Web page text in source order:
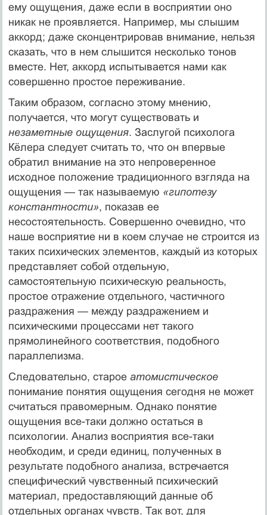
ему ощущения, даже если в восприятии оно
никак не проявляется. Например, мы слышим
аккорд; даже сконцентрировав внимание, нельзя
сказать, что в нем слышится несколько тонов
вместе. Нет, аккорд испытывается нами как
совершенно простое переживание.
Таким образом, согласно этому мнению,
получается, что могут существовать и
незаметные ощущения. Заслугой психолога
Кёлера следует считать то, что он впервые
обратил внимание на это непроверенное
исходное положение традиционного взгляда на
ощущения — так называемую «гипотезу
константности», показав ее
несостоятельность. Совершенно очевидно, что
наше восприятие ни в коем случае не строится из
таких психических элементов, каждый из которых
представляет собой отдельную,
самостоятельную психическую реальность,
простое отражение от­дельного, частичного
раздражения — между раздражением и
психическими процес­сами нет такого
прямолинейного соответствия, подобного
параллелизма.
Следовательно, старое атомистическое
понимание понятия ощущения сегодня не может
считаться правомерным. Однако понятие
ощущения все-таки должно ос­таться в
психологии. Анализ восприятия все-таки
необходим, и среди единиц, полученных в
результате подобного анализа, встречается
специфический чувственный психический
материал, предоставляющий данные об
отдельных органах чувств. Так вот, для